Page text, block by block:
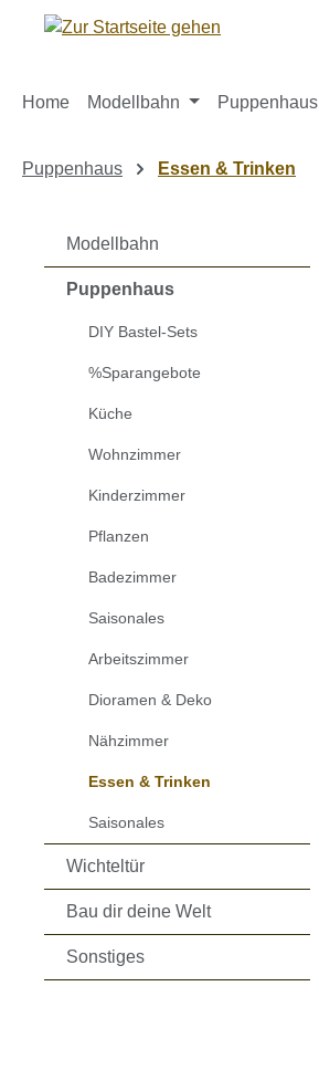
Hauptinhalt springen
Zur Suche springen
Zur Hauptnavigation springen
Home Modellbahn Puppenhaus
Puppenhaus Essen & Trinken
Modellbahn
Puppenhaus
DIY Bastel-Sets
%Sparangebote
Küche
Wohnzimmer
Kinderzimmer
Pflanzen
Badezimmer
Saisonales
Arbeitszimmer
Dioramen & Deko
Nähzimmer
Essen & Trinken
Saisonales
Wichteltür
Bau dir deine Welt
Sonstiges